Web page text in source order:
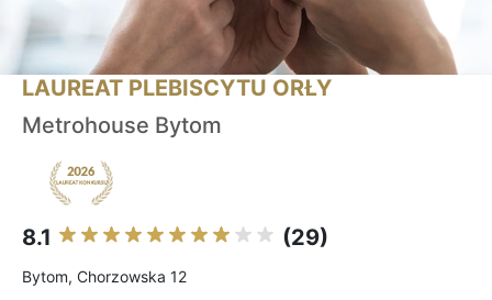
LAUREAT PLEBISCYTU ORŁY
Metrohouse Bytom
8.1 (29)
Bytom, Chorzowska 12